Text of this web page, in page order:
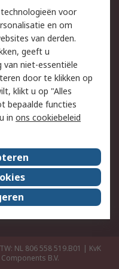
veiligheid
ons
bij RS
NL 806 558 519.B01 | KvK
Components B.V.
voor
en om
van derden.
geeft u
niet-essentiële
door te klikken op
klikt u op "Alles
bepaalde functies
in ons cookiebeleid